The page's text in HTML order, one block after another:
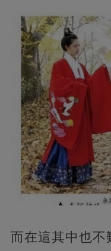
而在這其中也不